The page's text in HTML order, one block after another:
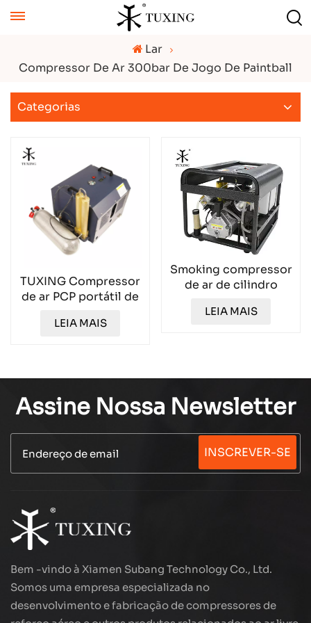
Lar
Compressor De Ar 300bar De Jogo De Paintball
Categorias
TUXING Compressor
de ar PCP portátil de
TXEDB052
LEIA MAIS
Smoking compressor
de ar de cilindro
LEIA MAIS
Assine Nossa Newsletter
INSCREVER-SE
Bem -vindo à Xiamen Subang Technology Co., Ltd.
Somos uma empresa especializada no
desenvolvimento e fabricação de compressores de